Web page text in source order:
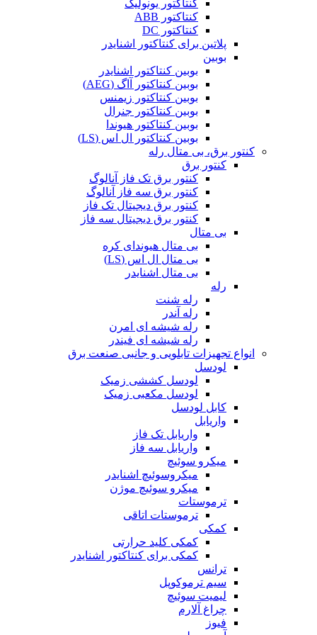
کنتاکتور یونولیک
کنتاکتور ABB
کنتاکتور DC
پلاتین برای کنتاکتور اشنایدر
بوبین
بوبین کنتاکتور اشنایدر
بوبین کنتاکتور آاگ (AEG)
بوبین کنتاکتور زیمنس
بوبین کنتاکتور جنرال
بوبین کنتاکتور هیوندا
بوبین کنتاکتور ال اس (LS)
کنتور برق، بی متال رله
کنتور برق
کنتور برق تک فاز آنالوگ
کنتور برق سه فاز آنالوگ
کنتور برق دیجیتال تک فاز
کنتور برق دیجیتال سه فاز
بی متال
بی متال هیوندای کره
بی متال ال اس (LS)
بی متال اشنایدر
رله
رله شنت
رله آندر
رله شیشه ای امرن
رله شیشه ای فیندر
انواع تجهیزات تابلویی و جانبی صنعت برق
لودسل
لودسل کششی زمیک
لودسل مکعبی زمیک
کابل لودسل
واریابل
واریابل تک فاز
واریابل سه فاز
میکرو سوئیچ
میکروسوئیچ اشنایدر
میکرو سوئیچ موژن
ترموستات
ترموستات اتاقی
کمکی
کمکی کلید حرارتی
کمکی برای کنتاکتور اشنایدر
ترانس
سیم ترموکوپل
لیمیت سوئیچ
چراغ آلارم
فیوز